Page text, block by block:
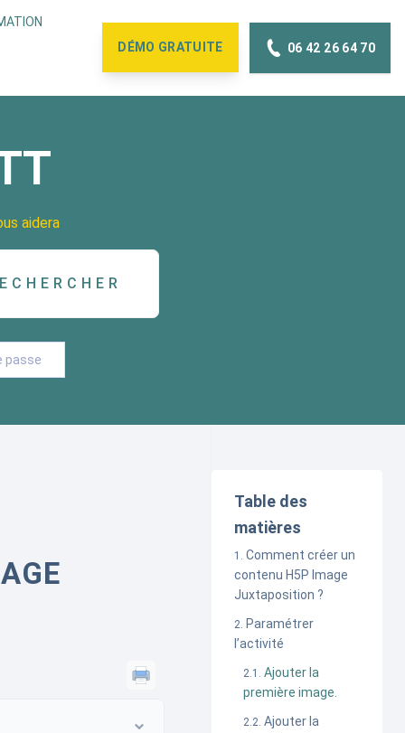
DÉMO GRATUITE 06 42 26 64 70
aidera
passe
Table des
matières
Comment créer un
contenu H5P Image
Juxtaposition ?
Paramétrer
l’activité
Ajouter la
première image.
Ajouter la